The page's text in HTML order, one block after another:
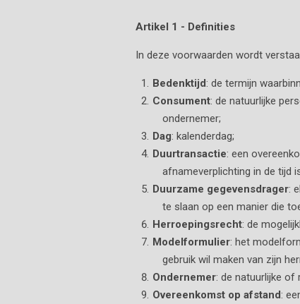
Artikel 1 - Definities
In deze voorwaarden wordt
Bedenktijd: de termijn
Consument: de natuurlijke
ondernemer;
Dag: kalenderdag;
Duurtransactie: een
afnameverplichting in de tijd
Duurzame gegevensdrager:
te slaan op een manier die
Herroepingsrecht: de
Modelformulier: het
gebruik wil maken van zijn
Ondernemer: de natuurlijke
Overeenkomst op afstand: